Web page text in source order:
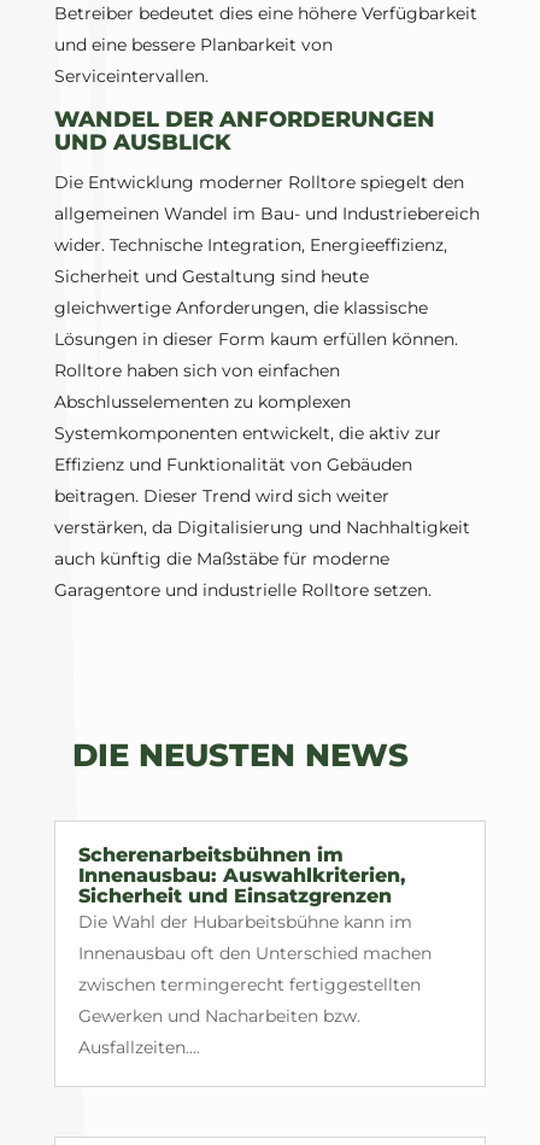
Betreiber bedeutet dies eine höhere Verfügbarkeit
und eine bessere Planbarkeit von
Serviceintervallen.
WANDEL DER ANFORDERUNGEN
UND AUSBLICK
Die Entwicklung moderner Rolltore spiegelt den
allgemeinen Wandel im Bau- und Industriebereich
wider. Technische Integration, Energieeffizienz,
Sicherheit und Gestaltung sind heute
gleichwertige Anforderungen, die klassische
Lösungen in dieser Form kaum erfüllen können.
Rolltore haben sich von einfachen
Abschlusselementen zu komplexen
Systemkomponenten entwickelt, die aktiv zur
Effizienz und Funktionalität von Gebäuden
beitragen. Dieser Trend wird sich weiter
verstärken, da Digitalisierung und Nachhaltigkeit
auch künftig die Maßstäbe für moderne
Garagentore und industrielle Rolltore setzen.
DIE NEUSTEN NEWS
Scherenarbeitsbühnen im
Innenausbau: Auswahlkriterien,
Sicherheit und Einsatzgrenzen
Die Wahl der Hubarbeitsbühne kann im
Innenausbau oft den Unterschied machen
zwischen termingerecht fertiggestellten
Gewerken und Nacharbeiten bzw.
Ausfallzeiten....